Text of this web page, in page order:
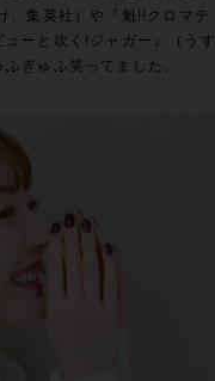
、集英社）や『魁!!クロマテ
ーと吹く!ジャガー』（うす
ぎゅふ笑ってました。